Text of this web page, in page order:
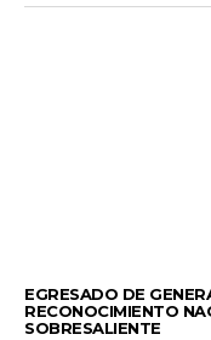
EGRESADO DE
RECONOCIMIENTO
SOBRESALIENTE